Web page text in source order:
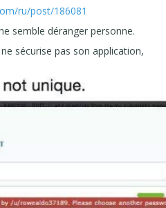
ru/post/186081
semble déranger personne.
sécurise pas son application,